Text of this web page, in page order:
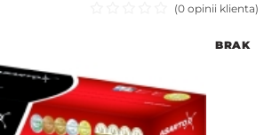
(0 opinii klienta)
BRAK